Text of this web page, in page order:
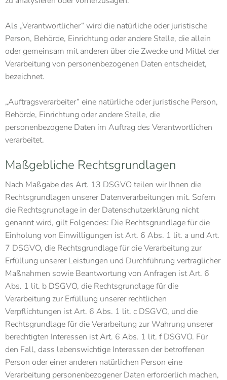
Als „Verantwortlicher“ wird die natürliche oder juristische
Person, Behörde, Einrichtung oder andere Stelle, die allein
oder gemeinsam mit anderen über die Zwecke und Mittel der
Verarbeitung von personenbezogenen Daten entscheidet,
bezeichnet.
„Auftragsverarbeiter“ eine natürliche oder juristische Person,
Behörde, Einrichtung oder andere Stelle, die
personenbezogene Daten im Auftrag des Verantwortlichen
verarbeitet.
Maßgebliche Rechtsgrundlagen
Nach Maßgabe des Art. 13 DSGVO teilen wir Ihnen die
Rechtsgrundlagen unserer Datenverarbeitungen mit. Sofern
die Rechtsgrundlage in der Datenschutzerklärung nicht
genannt wird, gilt Folgendes: Die Rechtsgrundlage für die
Einholung von Einwilligungen ist Art. 6 Abs. 1 lit. a und Art.
7 DSGVO, die Rechtsgrundlage für die Verarbeitung zur
Erfüllung unserer Leistungen und Durchführung vertraglicher
Maßnahmen sowie Beantwortung von Anfragen ist Art. 6
Abs. 1 lit. b DSGVO, die Rechtsgrundlage für die
Verarbeitung zur Erfüllung unserer rechtlichen
Verpflichtungen ist Art. 6 Abs. 1 lit. c DSGVO, und die
Rechtsgrundlage für die Verarbeitung zur Wahrung unserer
berechtigten Interessen ist Art. 6 Abs. 1 lit. f DSGVO. Für
den Fall, dass lebenswichtige Interessen der betroffenen
Person oder einer anderen natürlichen Person eine
Verarbeitung personenbezogener Daten erforderlich machen,